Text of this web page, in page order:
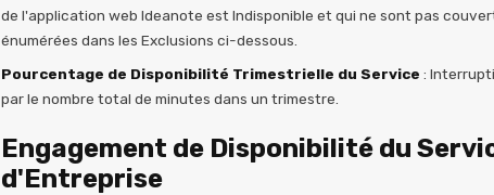
de l'application web Ideanote est Indisponible et qui ne sont pas
énumérées dans les Exclusions ci-dessous.
Pourcentage de Disponibilité Trimestrielle du Service :
par le nombre total de minutes dans un trimestre.
Engagement de Disponibilité du
d'Entreprise